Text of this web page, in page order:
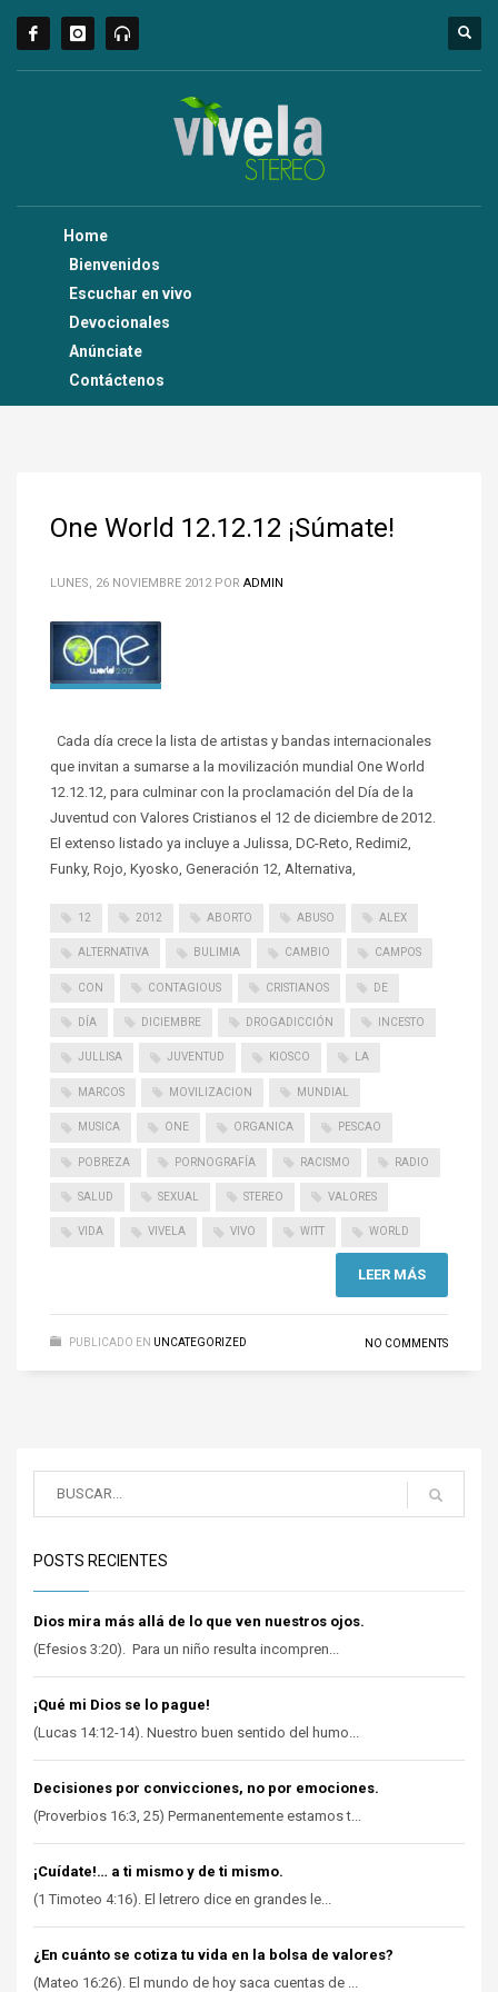
Home
Bienvenidos
Escuchar en vivo
Devocionales
Anúnciate
Contáctenos
One World 12.12.12 ¡Súmate!
LUNES, 26 NOVIEMBRE 2012 POR ADMIN
Cada día crece la lista de artistas y bandas internacionales
que invitan a sumarse a la movilización mundial One World
12.12.12, para culminar con la proclamación del Día de la
Juventud con Valores Cristianos el 12 de diciembre de 2012.
El extenso listado ya incluye a Julissa, DC-Reto, Redimi2,
Funky, Rojo, Kyosko, Generación 12, Alternativa,
12 2012 ABORTO ABUSO ALEX
ALTERNATIVA BULIMIA CAMBIO CAMPOS
CON CONTAGIOUS CRISTIANOS DE
DÍA DICIEMBRE DROGADICCIÓN INCESTO
JULLISA JUVENTUD KIOSCO LA
MARCOS MOVILIZACION MUNDIAL
MUSICA ONE ORGANICA PESCAO
POBREZA PORNOGRAFÍA RACISMO RADIO
SALUD SEXUAL STEREO VALORES
VIDA VIVELA VIVO WITT WORLD
LEER MÁS
PUBLICADO EN UNCATEGORIZED NO COMMENTS
POSTS RECIENTES
Dios mira más allá de lo que ven nuestros ojos.
(Efesios 3:20). Para un niño resulta incompren...
¡Qué mi Dios se lo pague!
(Lucas 14:12-14). Nuestro buen sentido del humo...
Decisiones por convicciones, no por emociones.
(Proverbios 16:3, 25) Permanentemente estamos t...
¡Cuídate!… a ti mismo y de ti mismo.
(1 Timoteo 4:16). El letrero dice en grandes le...
¿En cuánto se cotiza tu vida en la bolsa de valores?
(Mateo 16:26). El mundo de hoy saca cuentas de ...